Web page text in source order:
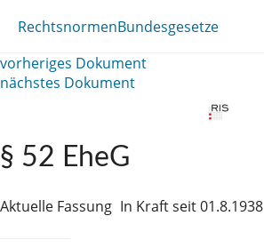
RechtsnormenBundesgesetze
vorheriges Dokument
nächstes Dokument
§ 52 EheG
Aktuelle Fassung In Kraft seit 01.8.1938